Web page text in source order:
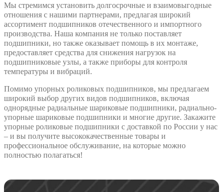
Мы стремимся установить долгосрочные и взаимовыгодные
отношения с нашими партнерами, предлагая широкий
ассортимент подшипников отечественного и импортного
производства. Наша компания не только поставляет
подшипники, но также оказывает помощь в их монтаже,
предоставляет средства для снижения нагрузок на
подшипниковые узлы, а также приборы для контроля
температуры и вибраций.
Помимо упорных роликовых подшипников, мы предлагаем
широкий выбор других видов подшипников, включая
однорядные радиальные шариковые подшипники, радиально-
упорные шариковые подшипники и многие другие. Закажите
упорные роликовые подшипники с доставкой по России у нас
– и вы получите высококачественные товары и
профессиональное обслуживание, на которые можно
полностью полагаться!